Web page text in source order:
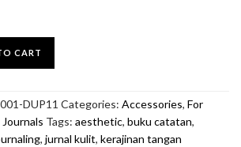
CART
DUP11 Categories: Accessories, For
Tags: aesthetic, buku catatan,
, jurnal kulit, kerajinan tangan